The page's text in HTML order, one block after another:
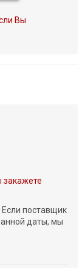
Вы
закажете
поставщик
даты, мы